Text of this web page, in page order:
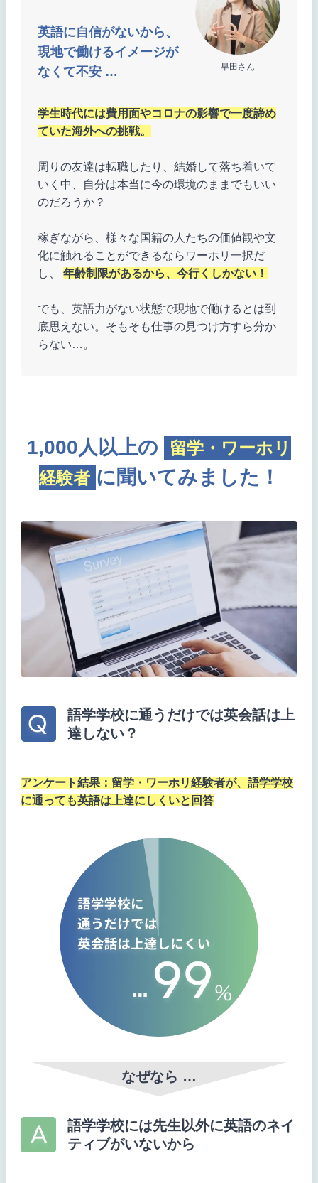
英語に自信がないから、
現地で働けるイメージが
なくて不安 …
早田さん
学生時代には費用面やコロナの影響で一度諦め
ていた海外への挑戦。
周りの友達は転職したり、結婚して落ち着いて
いく中、自分は本当に今の環境のままでもいい
のだろうか？
稼ぎながら、様々な国籍の人たちの価値観や文
化に触れることができるならワーホリ一択だ
し、 年齢制限があるから、今行くしかない！
でも、英語力がない状態で現地で働けるとは到
底思えない。そもそも仕事の見つけ方すら分か
らない…。
1,000人以上の
留学・ワーホリ
経験者 に聞いてみました！
語学学校に通うだけでは英会話は上
達しない？
アンケート結果：留学・ワーホリ経験者が、語学学校
に通っても英語は上達にしくいと回答
なぜなら …
語学学校には先生以外に英語のネイ
ティブがいないから